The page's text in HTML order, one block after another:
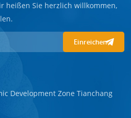
heißen Sie herzlich willkommen,
Einreichen
Development Zone Tianchang